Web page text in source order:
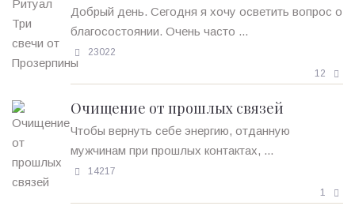
Добрый день. Сегодня я хочу осветить вопрос о
благосостоянии. Очень часто ...
23022
12
Очищение от прошлых связей
Чтобы вернуть себе энергию, отданную
мужчинам при прошлых контактах, ...
14217
1